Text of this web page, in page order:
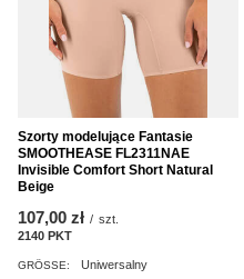
Szorty modelujące Fantasie
SMOOTHEASE FL2311NAE
Invisible Comfort Short Natural
Beige
107,00 zł / szt.
2140 PKT
GRÖSSE: Uniwersalny